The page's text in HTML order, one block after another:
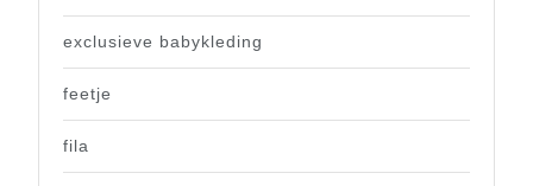
exclusieve babykleding
feetje
fila